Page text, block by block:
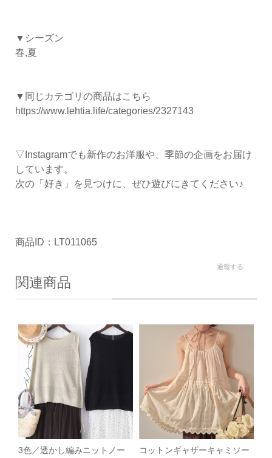
▼シーズン
春,夏
▼同じカテゴリの商品はこちら
https://www.lehtia.life/categories/2327143
▽Instagramでも新作のお洋服や、季節の企画をお届け
しています。
次の「好き」を見つけに、ぜひ遊びにきてください♪
商品ID：LT011065
通報する
関連商品
3色／透かし編みニットノー
コットンギャザーキャミソー